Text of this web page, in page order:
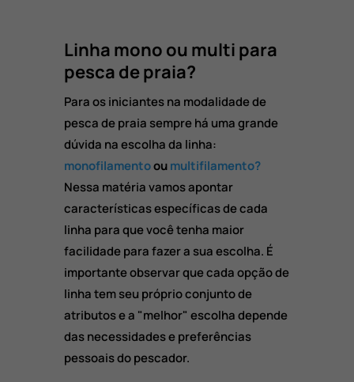
Linha mono ou multi para
pesca de praia?
Para os iniciantes na modalidade de
pesca de praia sempre há uma grande
dúvida na escolha da linha:
monofilamentooumultifilamento?
Nessa matéria vamos apontar
características específicas de cada
linha para que você tenha maior
facilidade para fazer a sua escolha. É
importante observar que cada opção de
linha tem seu próprio conjunto de
atributos e a "melhor" escolha depende
das necessidades e preferências
pessoais do pescador.